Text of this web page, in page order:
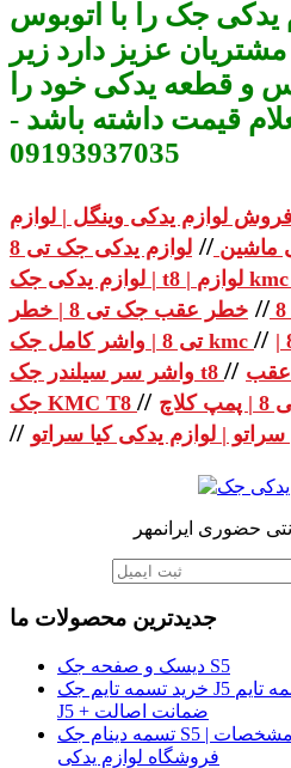
یدکی جک را با اتوبوس
عزیز دارد زیر
و قطعه یدکی خود را
قیمت داشته باشد -
09193937035
فروش لوازم یدکی وینگل | لوازم
ماشین//
لوازم یدکی جک تی 8
| لوازم یدکی جک t8 | لوازم kmc
8
//
تی 8 | واشر کامل جک kmc // واشر سر سیلندر جک تی 8 |
واشر سر سیلندر جک t8 // | سپر عقب
جک KMC T8 //
//
حضوری ایرانمهر
جدیدترین محصولات ما
دیسک و صفحه جک S5
خرید تسمه تایم جک J5 اصلی اتومات | قیمت تسمه تایم JAC
J5 + ضمانت اصالت
تسمه دینام جک S5 اصلی | قیمت روز، خرید و مشخصات |
فروشگاه لوازم یدکی